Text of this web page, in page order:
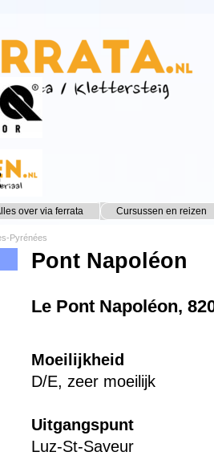
over via ferrata ▼
Cursussen en reizen
Pyrénées
Pont Napoléon
Le Pont Napoléon,
Moeilijkheid
D/E, zeer moeilijk
Uitgangspunt
Luz-St-Saveur